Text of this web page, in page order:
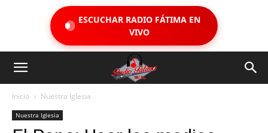
ESCUCHAR RADIO FÁTIMA EN
VIVO
Inicio Nuestra Iglesia
Nuestra Iglesia